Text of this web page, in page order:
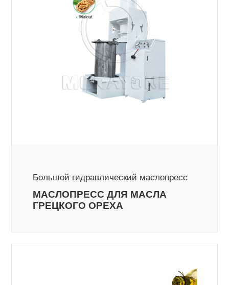
Большой гидравлический маслопресс
МАСЛОПРЕСС ДЛЯ МАСЛА
ГРЕЦКОГО ОРЕХА